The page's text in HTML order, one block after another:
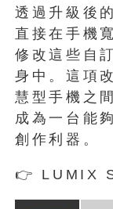
透過升級後
直接在手機
修改這些自
身中。這項
慧型手機之
成為一台能
創作利器。
👉 LUMIX